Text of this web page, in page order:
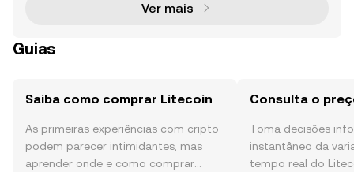
Ver mais
Guias
Saiba como comprar Litecoin
As primeiras experiências com cripto
podem parecer intimidantes, mas
aprender onde e como comprar
Consulta o
Toma decisões
instantâneo da
tempo real do